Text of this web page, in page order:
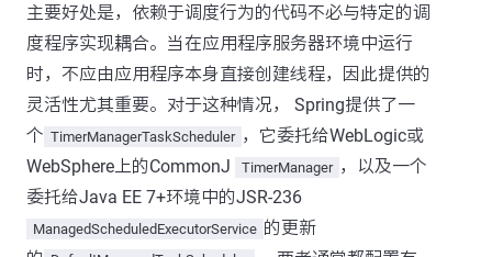
主要好处是，依赖于调度行为的代码不必与特定的调
度程序实现耦合。当在应用程序服务器环境中运行
时，不应由应用程序本身直接创建线程，因此提供的
灵活性尤其重要。对于这种情况， Spring提供了一
个 TimerManagerTaskScheduler ，它委托给WebLogic或
WebSphere上的CommonJ
TimerManager ，以及一个
委托给Java EE 7+环境中的JSR-236
ManagedScheduledExecutorService 的更新